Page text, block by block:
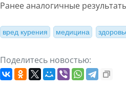
Ранее аналогичные
вред курения медицина
Поделитесь новостью: